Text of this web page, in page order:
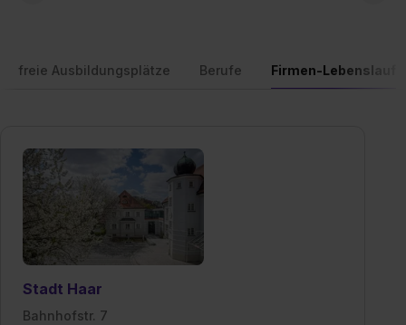
freie Ausbildungsplätze Berufe Firmen-Lebenslauf
Stadt Haar
Bahnhofstr. 7